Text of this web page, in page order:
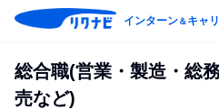
インターン＆キャ
総合職(営業・製造・総
売など)